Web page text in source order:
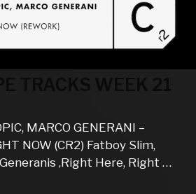
MARCO GENERANI –
NOW (CR2) Fatboy Slim,
‚Right Here, Right …